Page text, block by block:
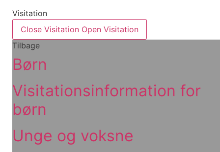
Visitation
Close Visitation Open Visitation
Tilbage
Børn
Visitationsinformation for
børn
Unge og voksne